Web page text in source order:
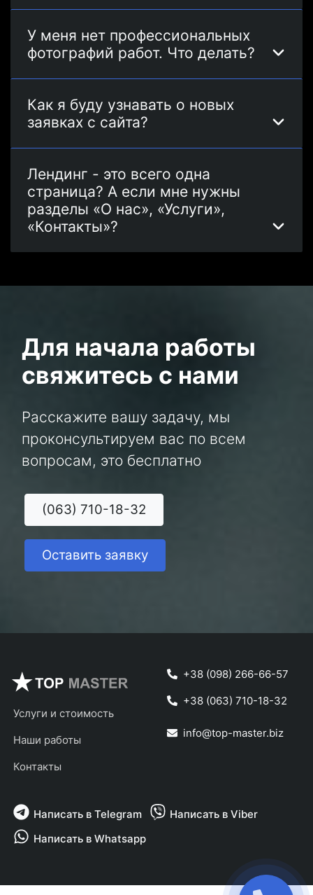
У меня нет профессиональных
фотографий работ. Что делать?
Как я буду узнавать о новых
заявках с сайта?
Лендинг - это всего одна
страница? А если мне нужны
разделы «О нас», «Услуги»,
«Контакты»?
Для начала работы
свяжитесь с нами
Расскажите вашу задачу, мы
проконсультируем вас по всем
вопросам, это бесплатно
(063) 710-18-32
Оставить заявку
Услуги и стоимость
Наши работы
Контакты
+38 (098) 266-66-57
+38 (063) 710-18-32
info@top-master.biz
Написать в Telegram
Написать в Viber
Написать в Whatsapp